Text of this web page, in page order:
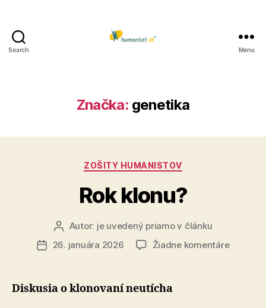
Search Menu
Značka: genetika
Kategórie
ZOŠITY HUMANISTOV
Rok klonu?
Autor
článku
Autor: je uvedený priamo v článku
Dátum26. januára 2026 Žiadne komentárena
Diskusia o klonovaní neutícha